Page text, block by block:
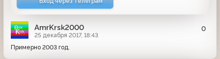
AmrKrsk2000
25 декабря 2017, 18:43
0
Примерно 2003 год.